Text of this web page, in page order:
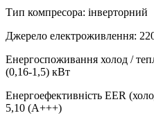
Тип компресора: інверторний
Джерело електроживлення:
Енергоспоживання холод /
(0,16-1,5) кВт
Енергоефективність EER
5,10 (А+++)